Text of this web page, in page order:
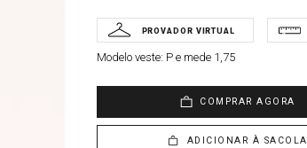
Modelo veste: P e mede 1,75
COMPRAR AGORA
ADICIONAR À SACOLA